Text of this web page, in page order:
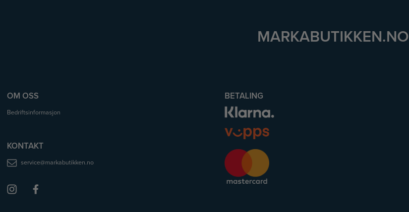
MARKABUTIKKEN.NO
OM OSS
Bedriftsinformasjon
KONTAKT
service@markabutikken.no
BETALING